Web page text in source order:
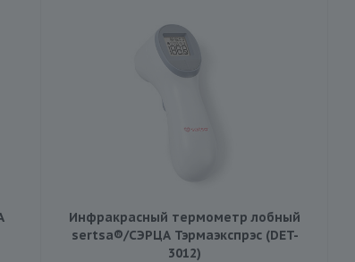
Инфракрасный термометр лобный
sertsa®/СЭРЦА Тэрмаэкспрэс (DET-
3012)